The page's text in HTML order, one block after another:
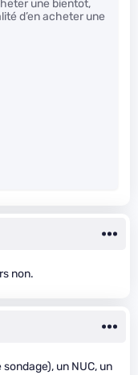
une bientot,
d’en acheter une
non.
un NUC, un